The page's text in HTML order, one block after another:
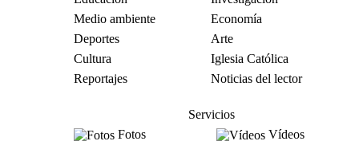
Medio ambiente
Economía
Deportes
Arte
Cultura
Iglesia Católica
Reportajes
Noticias del lector
Servicios
Fotos
Vídeos